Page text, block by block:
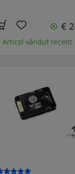
€
Articol vândut recent